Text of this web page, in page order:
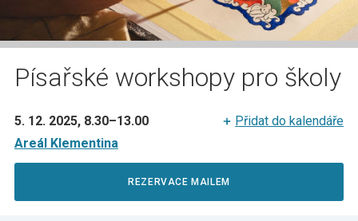
Písařské workshopy pro školy
5. 12. 2025, 8.30–13.00
Přidat do kalendáře
Areál Klementina
REZERVACE MAILEM